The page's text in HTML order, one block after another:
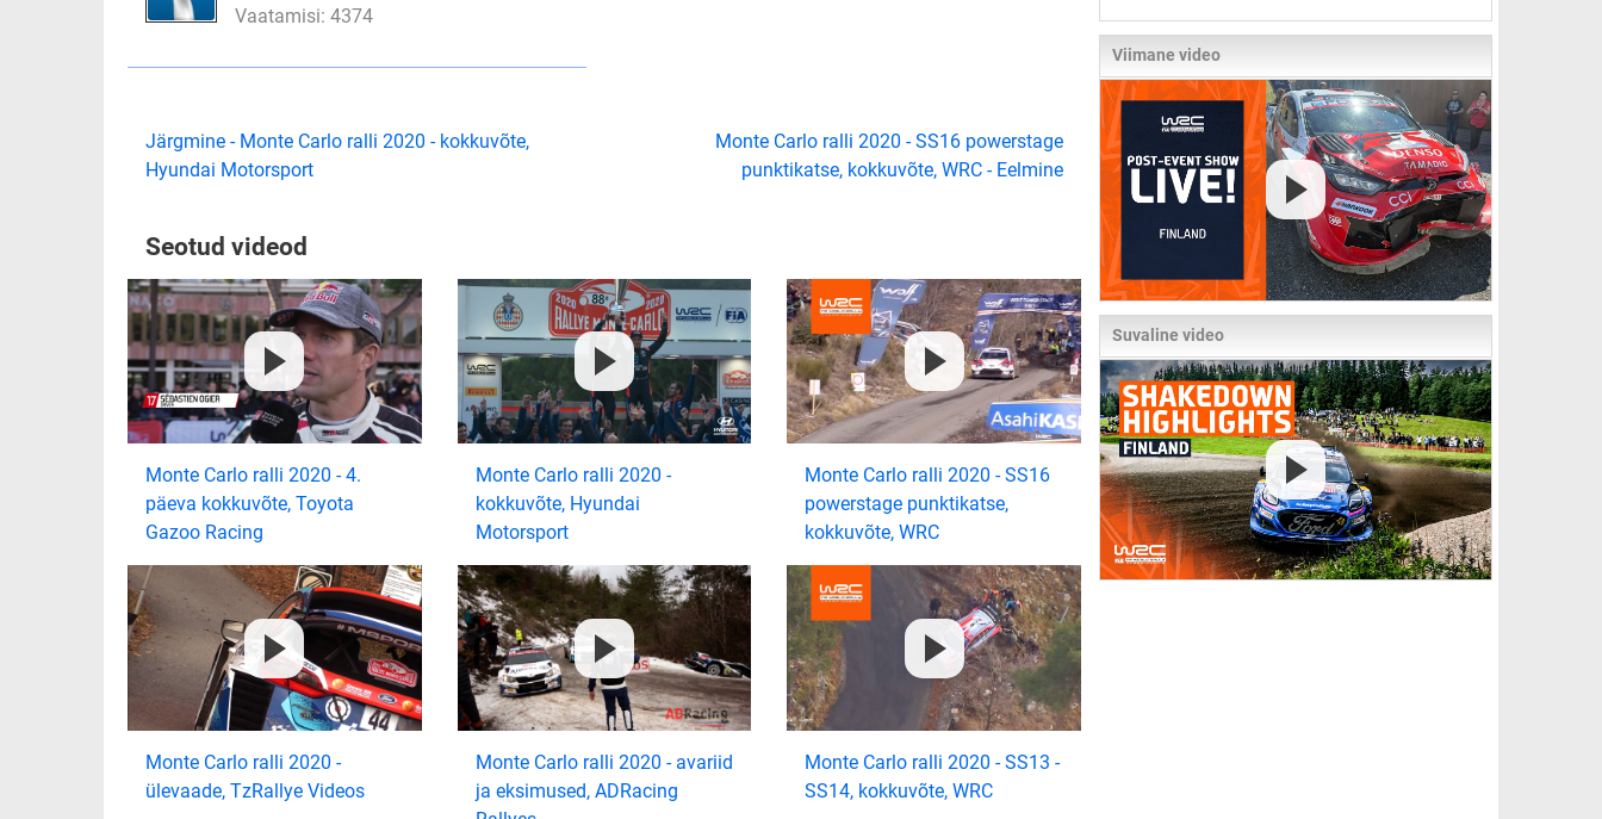
Vaatamisi: 4374
Järgmine - Monte Carlo ralli 2020 - kokkuvõte,
Hyundai Motorsport
Monte Carlo ralli 2020 - SS16 powerstage
punktikatse, kokkuvõte, WRC - Eelmine
Seotud videod
Monte Carlo ralli 2020 - 4.
päeva kokkuvõte, Toyota
Gazoo Racing
Monte Carlo ralli 2020 -
kokkuvõte, Hyundai
Motorsport
Monte Carlo ralli 2020 - SS16
powerstage punktikatse,
kokkuvõte, WRC
Monte Carlo ralli 2020 -
ülevaade, TzRallye Videos
Monte Carlo ralli 2020 - avariid
ja eksimused, ADRacing
Monte Carlo ralli 2020 - SS13 -
SS14, kokkuvõte, WRC
Viimane video
Suvaline video